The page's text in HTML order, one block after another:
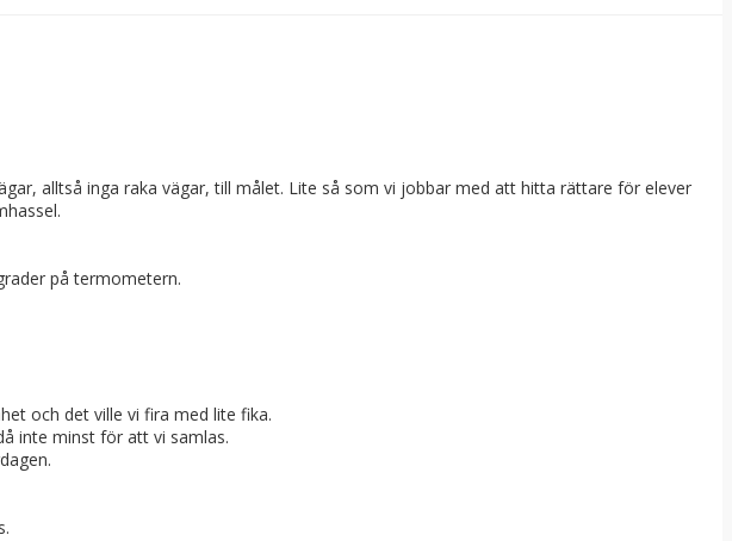
alltså inga raka vägar, till målet. Lite så som vi jobbar med att hitta rättare för elever
på termometern.
och det ville vi fira med lite fika.
inte minst för att vi samlas.